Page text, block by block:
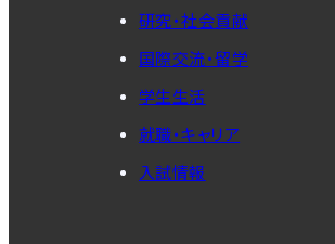
研究・社会貢献
国際交流・留学
学生生活
就職・キャリア
入試情報